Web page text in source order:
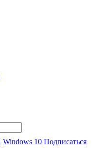
Windows 10 Подписаться